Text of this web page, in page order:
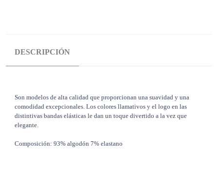
DESCRIPCIÓN
Son modelos de alta calidad que proporcionan una suavidad y una
comodidad excepcionales. Los colores llamativos y el logo en las
distintivas bandas elásticas le dan un toque divertido a la vez que
elegante.
Composición: 93% algodón 7% elastano